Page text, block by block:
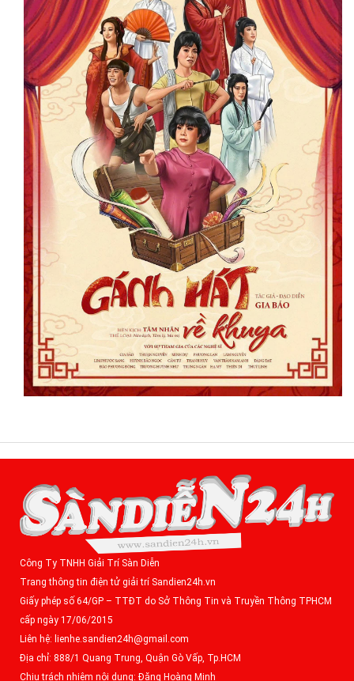
Công Ty TNHH Giải Trí Sàn Diễn
Trang thông tin điện tử giải trí Sandien24h.vn
Giấy phép số 64/GP – TTĐT do Sở Thông Tin và Truyền Thông TPHCM
cấp ngày 17/06/2015
Liên hệ: lienhe.sandien24h@gmail.com
Địa chỉ: 888/1 Quang Trung, Quận Gò Vấp, Tp.HCM
Chịu trách nhiệm nội dung: Đặng Hoàng Minh